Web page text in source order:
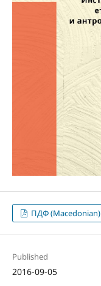
ПДФ (Macedonian)
Published
2016-09-05